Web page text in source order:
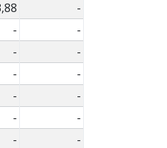
-
-
-
-
-
-
-
-
-
-
-
-
-